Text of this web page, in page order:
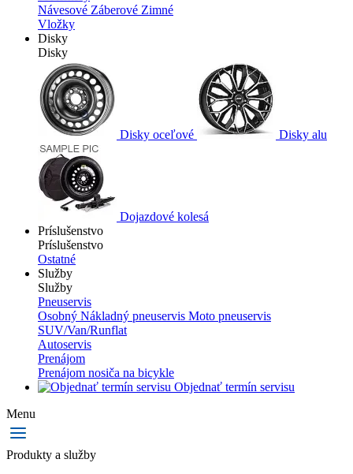
Návesové Záberové Zimné
Vložky
Disky
Disky
Disky oceľové Disky alu
Dojazdové kolesá
Príslušenstvo
Príslušenstvo
Ostatné
Služby
Služby
Pneuservis
Osobný Nákladný pneuservis Moto pneuservis
SUV/Van/Runflat
Autoservis
Prenájom
Prenájom nosiča na bicykle
Objednať termín servisu
Menu
Produkty a služby